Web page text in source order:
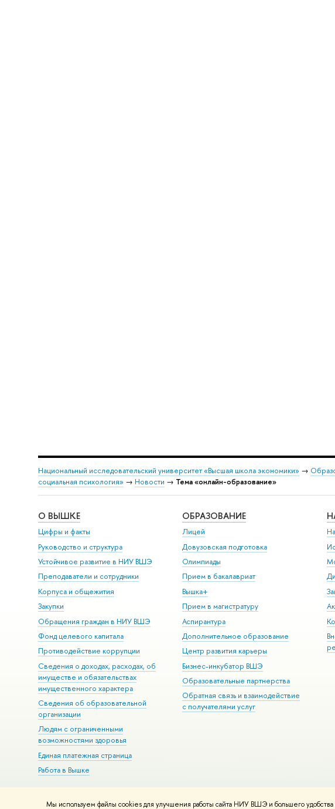
Мы используем файлы cookies для улучшения работы сайта НИУ ВШЭ и большего
Национальный исследовательский университет «Высшая школа экономики» →
социальная психология» → Новости → Тема «онлайн-образование»
О ВЫШКЕ
Цифры и факты
Руководство и структура
Устойчивое развитие в НИУ ВШЭ
Преподаватели и сотрудники
Корпуса и общежития
Закупки
Обращения граждан в НИУ ВШЭ
Фонд целевого капитала
Противодействие коррупции
Сведения о доходах, расходах, об
имуществе и обязательствах
имущественного характера
Сведения об образовательной
организации
Людям с ограниченными
возможностями здоровья
Единая платежная страница
Работа в Вышке
ОБРАЗОВАНИЕ
Лицей
Довузовская подготовка
Олимпиады
Прием в бакалавриат
Вышка+
Прием в магистратуру
Аспирантура
Дополнительное образование
Центр развития карьеры
Бизнес-инкубатор ВШЭ
Образовательные партнерства
Обратная связь и взаимодействие
с получателями услуг
© НИУ ВШЭ 1993–2026 Адреса и контакты Условия использования материалов